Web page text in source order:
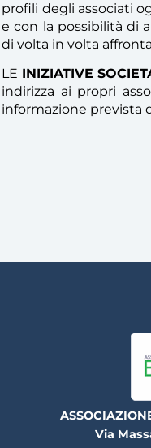
profili degli associati
e con la possibilità di
di volta in volta
LE INIZIATIVE
indirizza ai propri
informazione prevista
Via